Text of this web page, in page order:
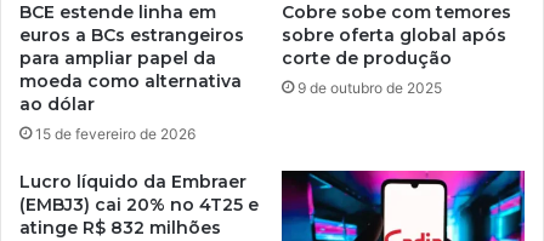
BCE estende linha em
euros a BCs estrangeiros
para ampliar papel da
moeda como alternativa
ao dólar
15 de fevereiro de 2026
Cobre sobe com temores
sobre oferta global após
corte de produção
9 de outubro de 2025
Lucro líquido da Embraer
(EMBJ3) cai 20% no 4T25 e
atinge R$ 832 milhões